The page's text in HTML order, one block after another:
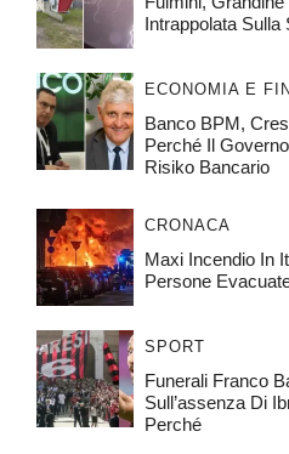
Intrappolata Sulla
ECONOMIA E
Banco BPM,
Perché Il
Risiko Bancario
CRONACA
Maxi Incendio In
Persone
SPORT
Funerali Franco
Sull’assenza Di
Perché